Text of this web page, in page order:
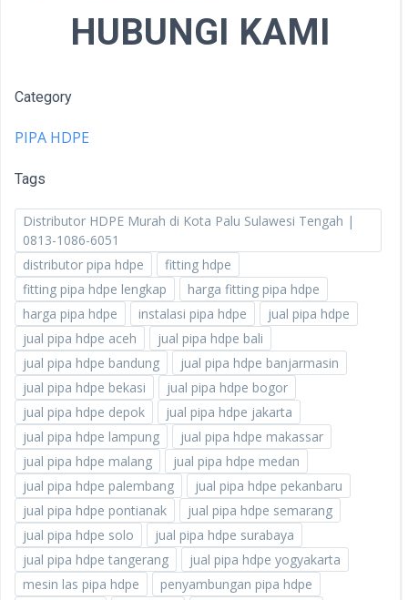
HUBUNGI KAMI
Category
PIPA HDPE
Tags
Distributor HDPE Murah di Kota Palu Sulawesi Tengah |
0813-1086-6051
distributor pipa hdpe
fitting hdpe
fitting pipa hdpe lengkap
harga fitting pipa hdpe
harga pipa hdpe
instalasi pipa hdpe
jual pipa hdpe
jual pipa hdpe aceh
jual pipa hdpe bali
jual pipa hdpe bandung
jual pipa hdpe banjarmasin
jual pipa hdpe bekasi
jual pipa hdpe bogor
jual pipa hdpe depok
jual pipa hdpe jakarta
jual pipa hdpe lampung
jual pipa hdpe makassar
jual pipa hdpe malang
jual pipa hdpe medan
jual pipa hdpe palembang
jual pipa hdpe pekanbaru
jual pipa hdpe pontianak
jual pipa hdpe semarang
jual pipa hdpe solo
jual pipa hdpe surabaya
jual pipa hdpe tangerang
jual pipa hdpe yogyakarta
mesin las pipa hdpe
penyambungan pipa hdpe